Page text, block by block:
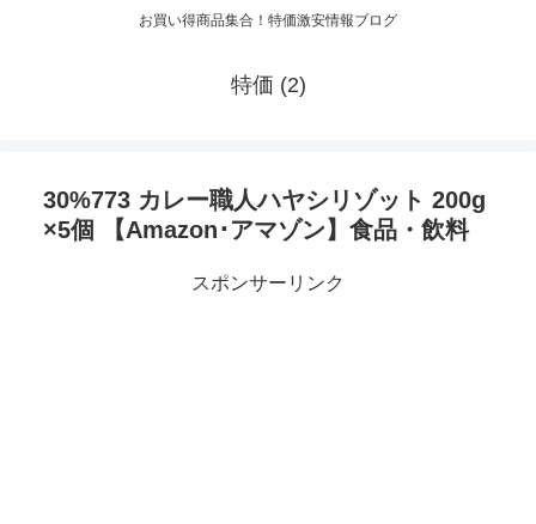
お買い得商品集合！特価激安情報ブログ
特価 (2)
30%773 カレー職人ハヤシリゾット 200g
×5個 【Amazon･アマゾン】食品・飲料
スポンサーリンク